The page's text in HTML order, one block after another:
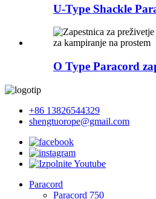
U-Type Shackle
O Type Paracord
+86 13826544329
shengtuorope@gmail.com
Paracord
Paracord 750